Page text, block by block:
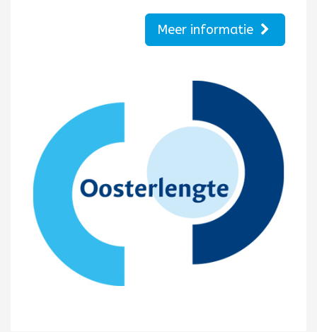
Meer informatie